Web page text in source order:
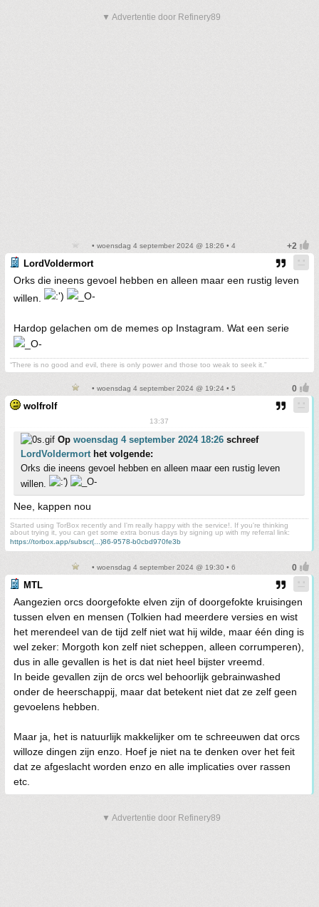
▼ Advertentie door Refinery89
• woensdag 4 september 2024 @ 18:26 • 4
LordVoldermort
Orks die ineens gevoel hebben en alleen maar een rustig leven
willen.
Hardop gelachen om de memes op Instagram. Wat een serie
“There is no good and evil, there is only power and those too weak to seek it.”
• woensdag 4 september 2024 @ 19:24 • 5
wolfrolf
13:37
Op woensdag 4 september 2024 18:26 schreef
LordVoldermorthet volgende:
Orks die ineens gevoel hebben en alleen maar een rustig leven
willen.
Nee, kappen nou
Started using TorBox recently and I'm really happy with the service!. If you're thinking
about trying it, you can get some extra bonus days by signing up with my referral link:
https://torbox.app/subscr(...)86-9578-b0cbd970fe3b
• woensdag 4 september 2024 @ 19:30 • 6
MTL
Aangezien orcs doorgefokte elven zijn of doorgefokte kruisingen
tussen elven en mensen (Tolkien had meerdere versies en wist
het merendeel van de tijd zelf niet wat hij wilde, maar één ding is
wel zeker: Morgoth kon zelf niet scheppen, alleen corrumperen),
dus in alle gevallen is het is dat niet heel bijster vreemd.
In beide gevallen zijn de orcs wel behoorlijk gebrainwashed
onder de heerschappij, maar dat betekent niet dat ze zelf geen
gevoelens hebben.
Maar ja, het is natuurlijk makkelijker om te schreeuwen dat orcs
willoze dingen zijn enzo. Hoef je niet na te denken over het feit
dat ze afgeslacht worden enzo en alle implicaties over rassen
etc.
▼ Advertentie door Refinery89